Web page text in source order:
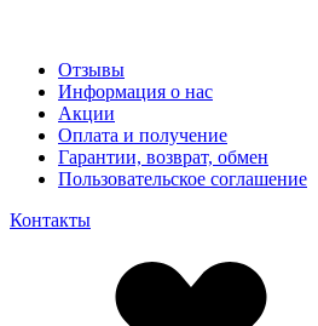
Отзывы
Информация о нас
Акции
Оплата и получение
Гарантии, возврат, обмен
Пользовательское соглашение
Контакты